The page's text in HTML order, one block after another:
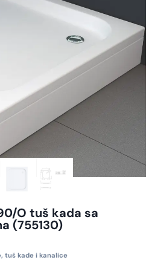
O tuš kada sa
(755130)
tuš kade i kanalice